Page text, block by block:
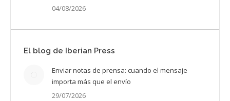
04/08/2026
El blog de Iberian Press
Enviar notas de prensa: cuando el mensaje
importa más que el envío
29/07/2026